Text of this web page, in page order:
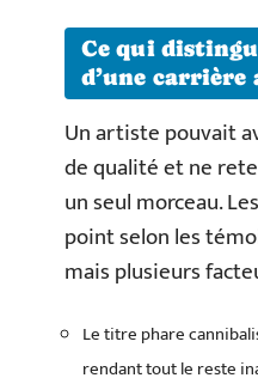
Ce qui
d’une carrière
Un artiste pouvait
de qualité et ne
un seul morceau.
point selon les
mais plusieurs
Le titre phare
rendant tout le reste